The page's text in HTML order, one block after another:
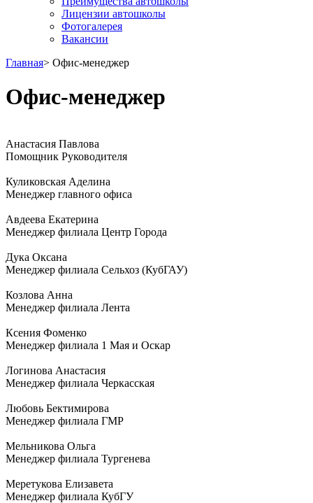
Лицензии автошколы
Фотогалерея
Вакансии
Главная> Офис-менеджер
Офис-менеджер
Анастасия Павлова
Помощник Руководителя
Куликовская Аделина
Менеджер главного офиса
Авдеева Екатерина
Менеджер филиала Центр Города
Дука Оксана
Менеджер филиала Сельхоз (КубГАУ)
Козлова Анна
Менеджер филиала Лента
Ксения Фоменко
Менеджер филиала 1 Мая и Оскар
Логинова Анастасия
Менеджер филиала Черкасская
Любовь Бектимирова
Менеджер филиала ГМР
Мельникова Ольга
Менеджер филиала Тургенева
Меретукова Елизавета
Менеджер филиала КубГУ